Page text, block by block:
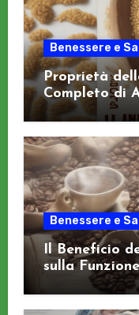
Benessere e
Proprietà
Completo di
Benessere e
Il Beneficio
sulla